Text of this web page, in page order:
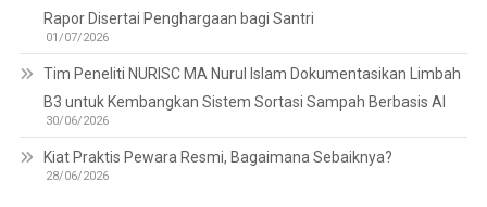
Rapor Disertai Penghargaan bagi Santri
01/07/2026
Tim Peneliti NURISC MA Nurul Islam Dokumentasikan Limbah
B3 untuk Kembangkan Sistem Sortasi Sampah Berbasis AI
30/06/2026
Kiat Praktis Pewara Resmi, Bagaimana Sebaiknya?
28/06/2026